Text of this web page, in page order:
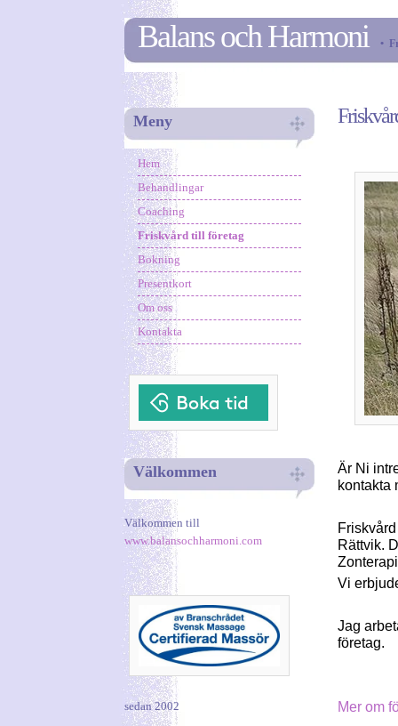
Balans och Harmoni •
Meny
Hem
Behandlingar
Coaching
Friskvård till företag
Bokning
Presentkort
Om oss
Kontakta
Välkommen
Välkommen till
www.balansochharmoni.com
sedan 2002
Är Ni
kontakta
Rättvik.
Vi
Jag
företag.
Mer om